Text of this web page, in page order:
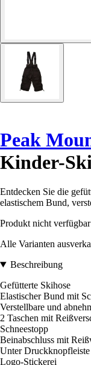
Peak
Kinder-
Entdecken Sie die
elastischem Bund,
Produkt nicht verfügbar
Alle Varianten
Beschreibung
Gefütterte Skihose
Elastischer Bund mit
Verstellbare und
2 Taschen mit
Schneestopp
Beinabschluss mit
Unter Druckknopfleiste
Logo-Stickerei